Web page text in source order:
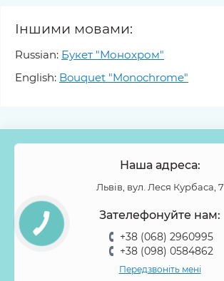
Іншими мовами:
Russian: Букет "Монохром"
English: Bouquet "Monochrome"
Наша адреса:
Львів, вул. Леся Курбаса, 7
Зателефонуйте нам:
+38 (068) 2960995
+38 (098) 0584862
Передзвоніть мені